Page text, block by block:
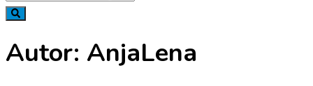
Autor: AnjaLena